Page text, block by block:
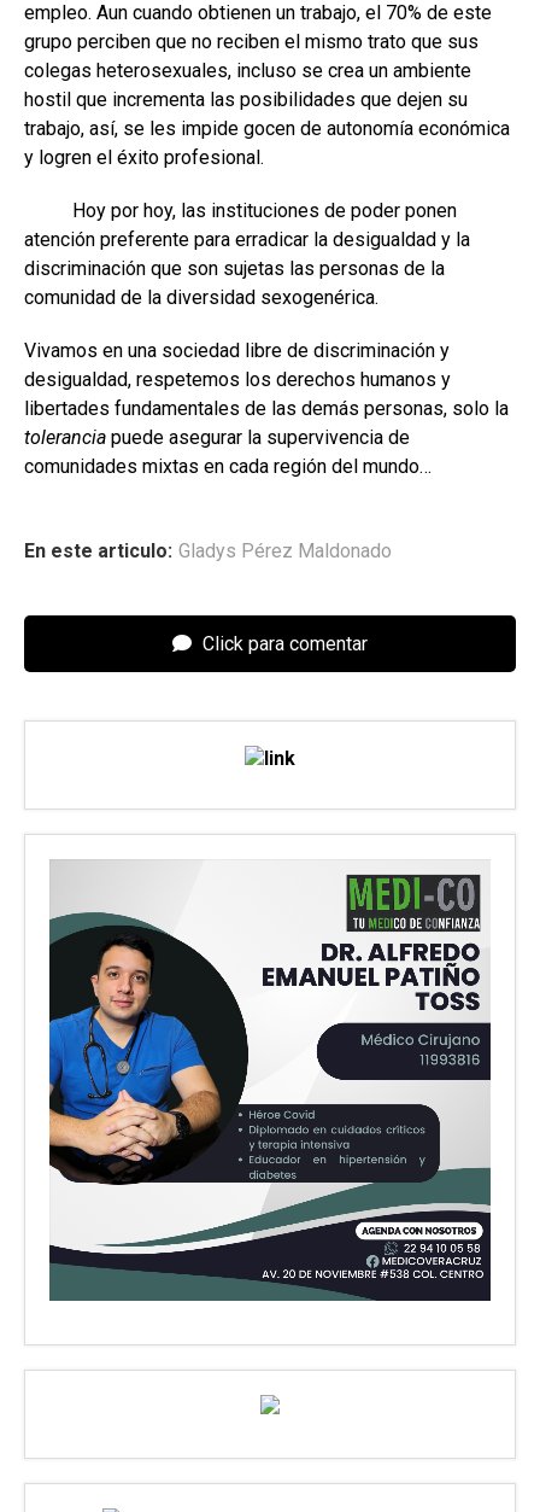
empleo. Aun cuando obtienen un trabajo, el 70% de este
grupo perciben que no reciben el mismo trato que sus
colegas heterosexuales, incluso se crea un ambiente
hostil que incrementa las posibilidades que dejen su
trabajo, así, se les impide gocen de autonomía económica
y logren el éxito profesional.
Hoy por hoy, las instituciones de poder ponen
atención preferente para erradicar la desigualdad y la
discriminación que son sujetas las personas de la
comunidad de la diversidad sexogenérica.
Vivamos en una sociedad libre de discriminación y
desigualdad, respetemos los derechos humanos y
libertades fundamentales de las demás personas, solo la
tolerancia puede asegurar la supervivencia de
comunidades mixtas en cada región del mundo…
En este articulo: Gladys Pérez Maldonado
Click para comentar